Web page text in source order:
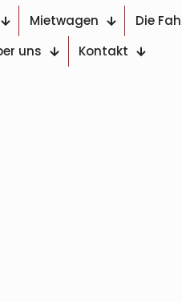
Mietwagen Die
uns
Kontakt